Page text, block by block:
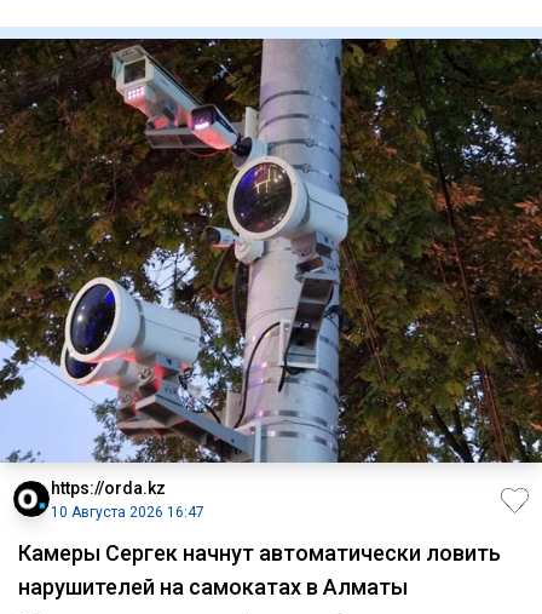
https://orda.kz
10 Августа 2026 16:47
Камеры Сергек начнут автоматически ловить
нарушителей на самокатах в Алматы